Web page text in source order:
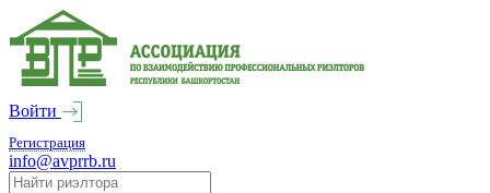
Войти
Регистрация
info@avprrb.ru